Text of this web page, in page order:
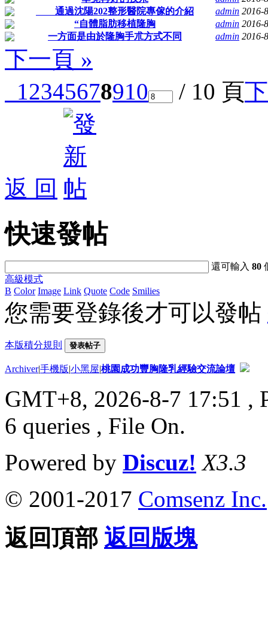
通過沈陽202整形醫院專傢的介紹
admin 2016-
“自體脂肪移植隆胸
admin 2016-
一方面是由於隆胸手朮方式不同
admin 2016-
下一頁 »
12345678910 / 10 頁
返 回
快速發帖
還可輸入80
高級模式
B Color Image Link Quote Code Smilies
您需要登錄後才可以發帖
本版積分規則 發表帖子
Archiver|手機版|小黑屋|桃園成功豐胸隆乳經驗交流論壇
GMT+8, 2026-8-7 17:51 ,
6 queries , File On.
Powered by Discuz! X3.3
© 2001-2017 Comsenz Inc.
返回頂部 返回版塊